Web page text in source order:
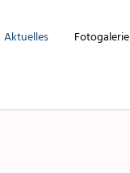
Aktuelles Fotogalerie